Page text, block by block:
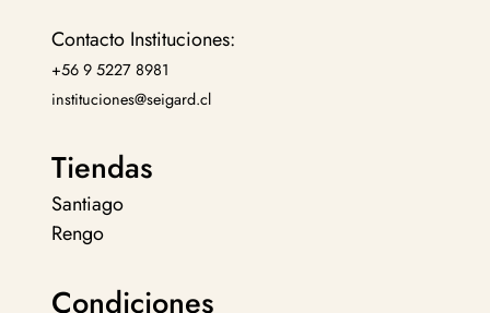
Contacto Instituciones:
+56 9 5227 8981
instituciones@seigard.cl
Tiendas
Santiago
Rengo
Condiciones